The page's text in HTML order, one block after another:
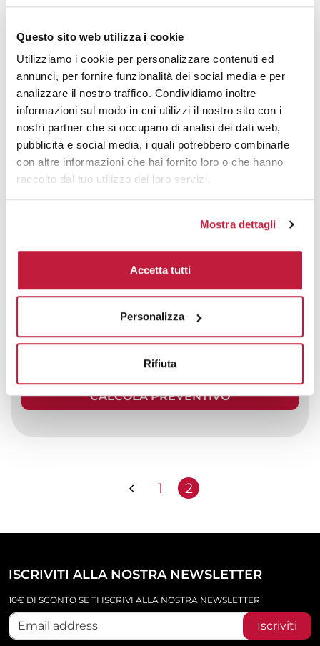
Questo sito web utilizza i cookie
Utilizziamo i cookie per personalizzare contenuti ed
annunci, per fornire funzionalità dei social media e per
analizzare il nostro traffico. Condividiamo inoltre
informazioni sul modo in cui utilizzi il nostro sito con i
nostri partner che si occupano di analisi dei dati web,
pubblicità e social media, i quali potrebbero combinarle
con altre informazioni che hai fornito loro o che hanno
raccolto dal tuo utilizzo dei loro servizi.
Mostra dettagli
Accetta tutti
Personalizza
Rifiuta
Backpack GALAXY ridefinisce il concetto di praticità ed
eleganza per chi è sempre in movimento. Progettato
prezzo da € 16,97
CALCOLA PREVENTIVO
1 2
ISCRIVITI ALLA NOSTRA NEWSLETTER
10€ DI SCONTO SE TI ISCRIVI ALLA NOSTRA NEWSLETTER
Iscriviti